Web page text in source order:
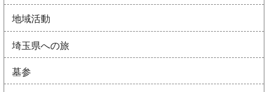
地域活動
埼玉県への旅
墓参